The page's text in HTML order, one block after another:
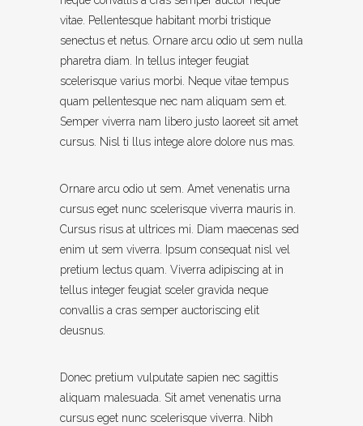
vitae. Pellentesque habitant morbi tristique
senectus et netus. Ornare arcu odio ut sem nulla
pharetra diam. In tellus integer feugiat
scelerisque varius morbi. Neque vitae tempus
quam pellentesque nec nam aliquam sem et.
Semper viverra nam libero justo laoreet sit amet
cursus. Nisl ti llus intege alore dolore nus mas.
Ornare arcu odio ut sem. Amet venenatis urna
cursus eget nunc scelerisque viverra mauris in.
Cursus risus at ultrices mi. Diam maecenas sed
enim ut sem viverra. Ipsum consequat nisl vel
pretium lectus quam. Viverra adipiscing at in
tellus integer feugiat sceler gravida neque
convallis a cras semper auctoriscing elit
deusnus.
Donec pretium vulputate sapien nec sagittis
aliquam malesuada. Sit amet venenatis urna
cursus eget nunc scelerisque viverra. Nibh